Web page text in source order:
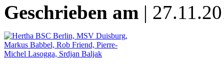
Geschrieben am |